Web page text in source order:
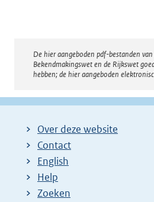
Disclaimer
De hier aangeboden pdf-bestanden
Bekendmakingswet en de Rijkswet
hebben; de hier aangeboden
Over deze website
Contact
English
Help
Zoeken